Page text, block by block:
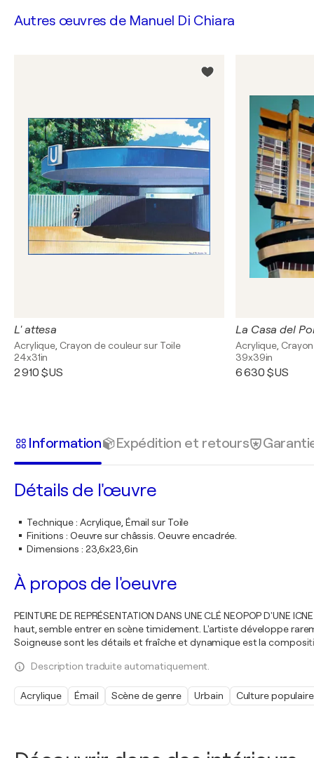
Autres œuvres de Manuel Di Chiara
L' attesa
Acrylique, Crayon de couleur sur Toile
24x31in
2 910 $US
La Casa del
Acrylique,
39x39in
6 630 $US
Information Expédition et retours
Détails de l'œuvre
Technique: Acrylique, Émail sur Toile
Finitions : Oeuvre sur châssis. Oeuvre encadrée.
Dimensions : 23,6x23,6in
À propos de l'oeuvre
PEINTURE DE REPRÉSENTATION DANS UNE CLÉ NEOPOP
haut, semble entrer en scène timidement. L'artiste développe
Soigneuse sont les détails et fraîche et dynamique est la
Description traduite automatiquement.
Acrylique Émail Scène de genre Urbain Culture populaire